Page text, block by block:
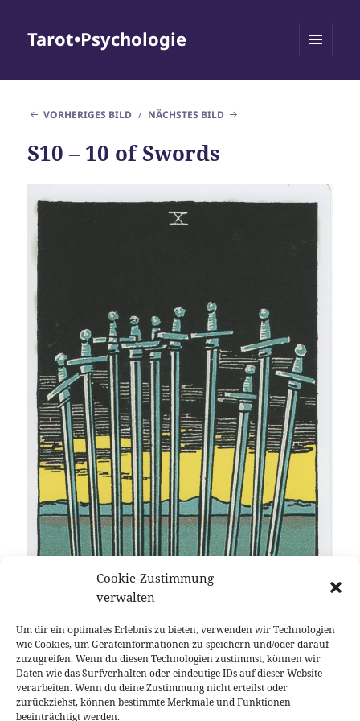
Cookie-Zustimmung
verwalten
Um dir ein optimales Erlebnis zu bieten, verwenden wir Technologien
wie Cookies, um Geräteinformationen zu speichern und/oder darauf
zuzugreifen. Wenn du diesen Technologien zustimmst, können wir
Daten wie das Surfverhalten oder eindeutige IDs auf dieser Website
verarbeiten. Wenn du deine Zustimmung nicht erteilst oder
zurückziehst, können bestimmte Merkmale und Funktionen
beeinträchtigt werden.
Tarot•Psychologie
VORHERIGES BILD
NÄCHSTES BILD
S10 – 10 of Swords
10 der Schwerter